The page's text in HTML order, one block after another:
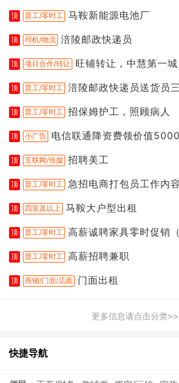
顶 普工/零时工 马鞍新能源电池厂
顶 司机/物流 涪陵邮政快递员
顶 项目合作/转让 旺铺转让，中慧第一
顶 普工/零时工 涪陵邮政快递员送货员
顶 普工/零时工 招保姆护工，照顾病人
顶 小广告 电信联通降资费领价值
顶 互联网/传媒 招聘美工
顶 普工/零时工 急招电商打包员工作内
顶 四室及以上 马鞍大户型出租
顶 普工/零时工 高薪诚聘家具零时促销
顶 普工/零时工 高薪招聘兼职
顶 商铺/门面/店面 门面出租
更多信息请点击分类>>
快捷导航